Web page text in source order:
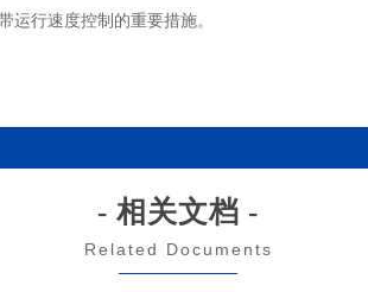
运行速度控制的重要措施。
- 相关文档 -
Related Documents